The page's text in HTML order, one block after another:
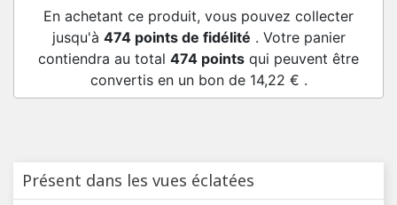
En achetant ce produit, vous pouvez collecter
jusqu'à 474points de fidélité . Votre panier
contiendra au total 474 points qui peuvent être
convertis en un bon de 14,22 € .
Présent dans les vues éclatées